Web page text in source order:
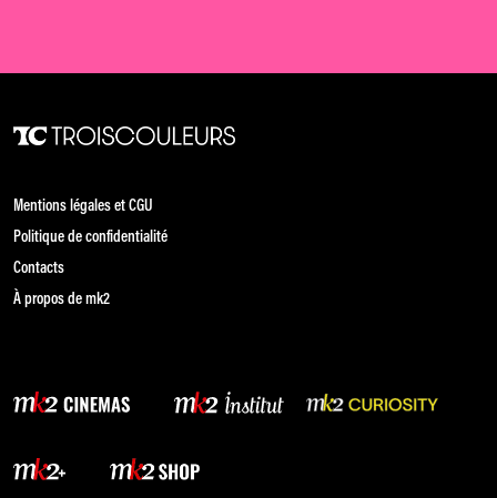
Mentions légales et CGU
Politique de confidentialité
Contacts
À propos de mk2